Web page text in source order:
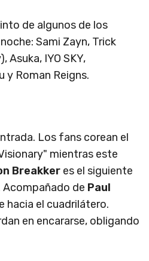
de algunos de los
Sami Zayn, Trick
Asuka, IYO SKY,
y Roman Reigns.
Los fans corean el
mientras este
Breakker es el siguiente
Acompañado de Paul
hacia el cuadrilátero.
en encararse, obligando